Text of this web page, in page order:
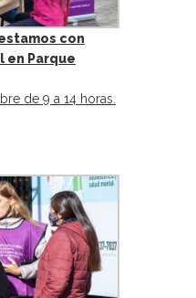
con
en Parque
de 9 a 14 horas.